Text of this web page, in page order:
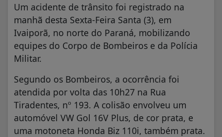
Um acidente de trânsito foi registrado na
manhã desta Sexta-Feira Santa (3), em
Ivaiporã, no norte do Paraná, mobilizando
equipes do Corpo de Bombeiros e da Polícia
Militar.
Segundo os Bombeiros, a ocorrência foi
atendida por volta das 10h27 na Rua
Tiradentes, nº 193. A colisão envolveu um
automóvel VW Gol 16V Plus, de cor prata, e
uma motoneta Honda Biz 110i, também prata.